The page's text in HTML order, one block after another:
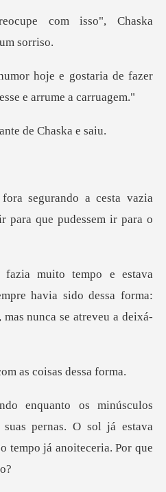
com isso", Chaska
gostaria de fazer
d
cesta vazia
pa
havia sido dessa forma:
as co
suas pernas. O sol já estava